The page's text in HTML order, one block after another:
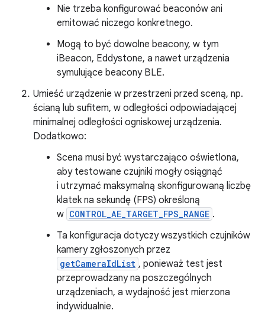
Nie trzeba konfigurować beaconów ani
emitować niczego konkretnego.
Mogą to być dowolne beacony, w tym
iBeacon, Eddystone, a nawet urządzenia
symulujące beacony BLE.
Umieść urządzenie w przestrzeni przed sceną, np.
ścianą lub sufitem, w odległości odpowiadającej
minimalnej odległości ogniskowej urządzenia.
Dodatkowo:
Scena musi być wystarczająco oświetlona,
aby testowane czujniki mogły osiągnąć
i utrzymać maksymalną skonfigurowaną liczbę
klatek na sekundę (FPS) określoną
w CONTROL_AE_TARGET_FPS_RANGE .
Ta konfiguracja dotyczy wszystkich czujników
kamery zgłoszonych przez
getCameraIdList , ponieważ test jest
przeprowadzany na poszczególnych
urządzeniach, a wydajność jest mierzona
indywidualnie.